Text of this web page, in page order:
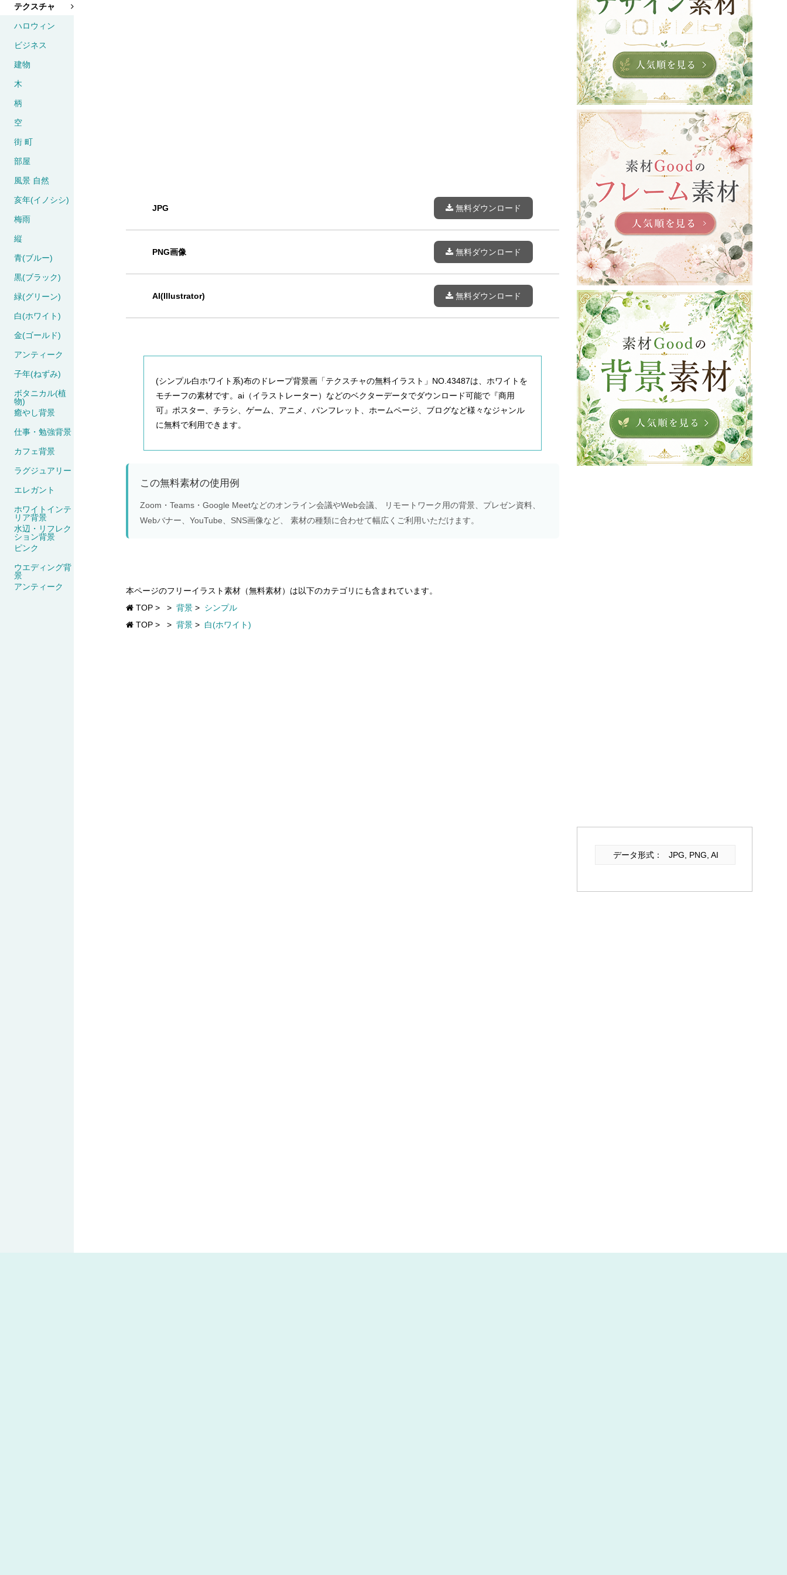
テクスチャ
ハロウィン
ビジネス
建物
木
柄
空
街 町
部屋
風景 自然
亥年(イノシシ)
梅雨
縦
青(ブルー)
黒(ブラック)
緑(グリーン)
白(ホワイト)
金(ゴールド)
アンティーク
子年(ねずみ)
ボタニカル(植
物)
癒やし背景
仕事・勉強背景
カフェ背景
ラグジュアリー
エレガント
ホワイトインテ
リア背景
水辺・リフレク
ション背景
ピンク
ウエディング背
景
アンティーク
JPG 無料ダウンロード
PNG画像 無料ダウンロード
AI(Illustrator) 無料ダウンロード
(シンプル白ホワイト系)布のドレープ背景画「テクスチャの無料イラスト」NO.43487は、ホワイトを
モチーフの素材です。ai（イラストレーター）などのベクターデータでダウンロード可能で『商用
可』ポスター、チラシ、ゲーム、アニメ、パンフレット、ホームページ、ブログなど様々なジャンル
に無料で利用できます。
この無料素材の使用例
Zoom・Teams・Google Meetなどのオンライン会議やWeb会議、 リモートワーク用の背景、プレゼン資料、
Webバナー、YouTube、SNS画像など、 素材の種類に合わせて幅広くご利用いただけます。
本ページのフリーイラスト素材（無料素材）は以下のカテゴリにも含まれています。
TOP > > 背景 > シンプル
TOP > > 背景 > 白(ホワイト)
データ形式： JPG, PNG, AI